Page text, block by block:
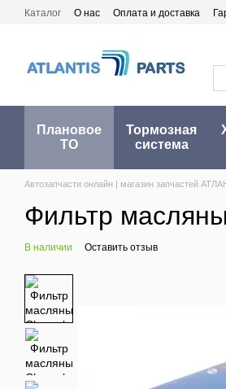
Перейти к основному контенту
Каталог О нас Оплата и доставка
Плановое
ТО
Тормозная
система
Автозапчасти онлайн | магазин запчастей
Фильтр
В наличии Оставить отзыв